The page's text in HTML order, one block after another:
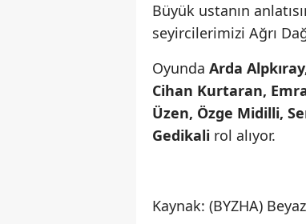
Büyük ustanın
seyircilerimizi Ağrı
Oyunda Arda
Cihan Kurtaran,
Üzen, Özge Midilli,
Gedikali rol alıyor.
Kaynak: (BYZHA)